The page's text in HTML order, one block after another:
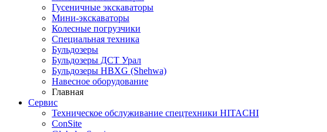
Гусеничные экскаваторы
Мини-экскаваторы
Колесные погрузчики
Специальная техника
Бульдозеры
Бульдозеры ДСТ Урал
Бульдозеры HBXG (Shehwa)
Навесное оборудование
Главная
Сервис
Техническое обслуживание спецтехники HITACHI
ConSite